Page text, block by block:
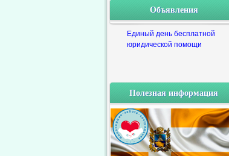
Объявления
Единый день бесплатной
юридической помощи
Полезная информация